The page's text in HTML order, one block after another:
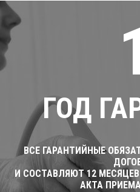
ГОД
ВСЕ ГАРАНТИЙНЫЕ
И СОСТАВЛЯЮТ 12
АКТА